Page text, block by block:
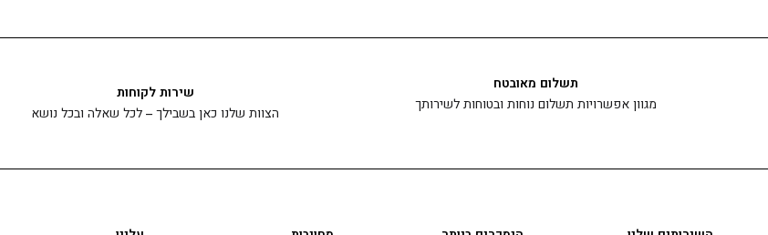
תשלום מאובטח
מגוון אפשרויות תשלום נוחות ובטוחות לשירותך
שירות לקוחות
הצוות שלנו כאן בשבילך – לכל שאלה ובכל נושא